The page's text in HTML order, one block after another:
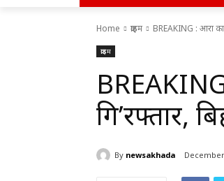
Home क्राइम BREAKING : आरा का
क्राइम
गि’रफ्तार,
By newsakhada